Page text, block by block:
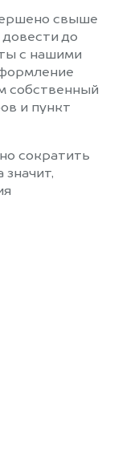
свыше
до
с нашими
собственный
и пункт
сократить